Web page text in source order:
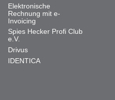
Elektronische
Rechnung mit e-
Invoicing
Spies Hecker Profi Club
e.V.
Drivus
IDENTICA